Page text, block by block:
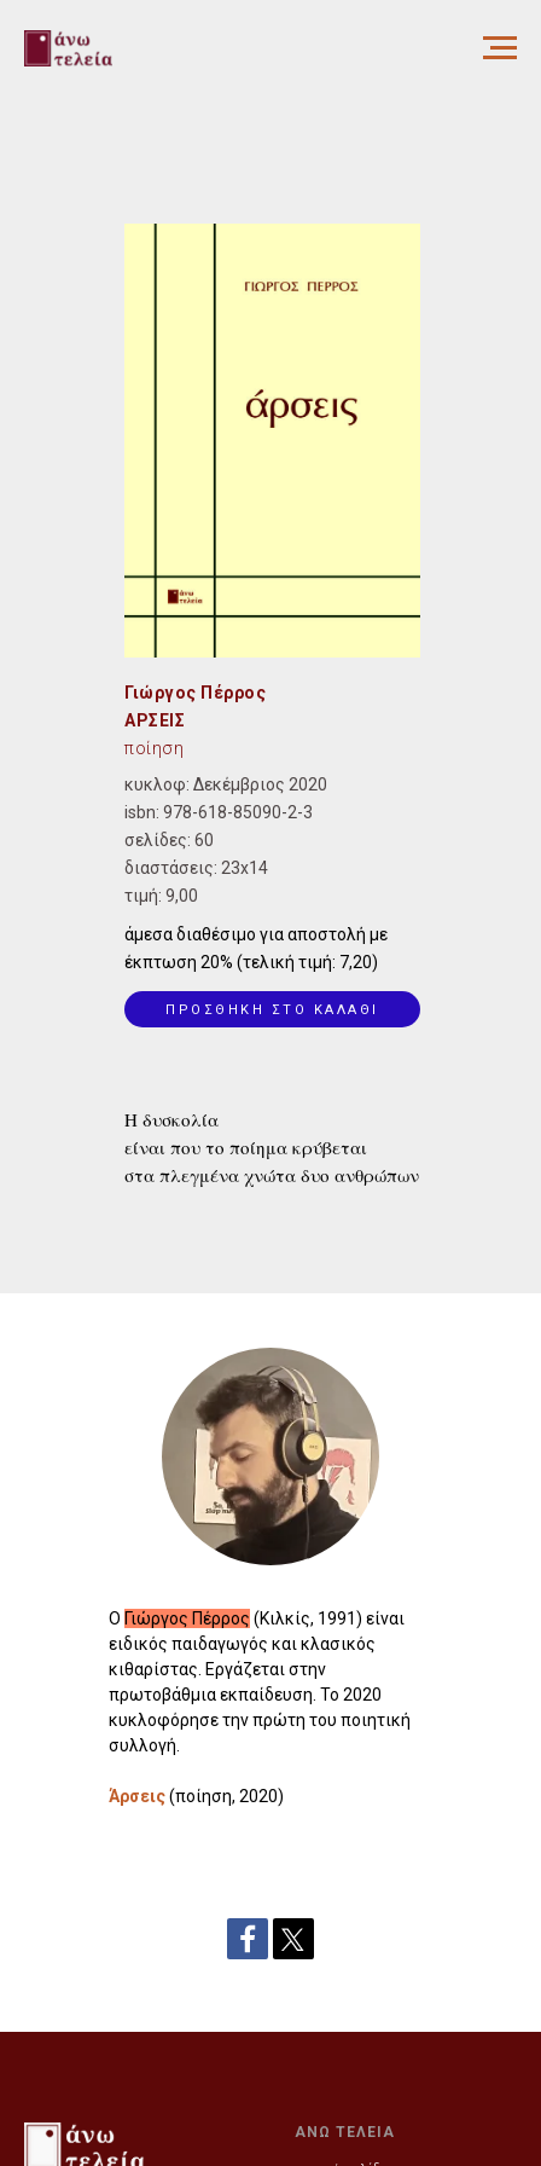
κυκλοφ: Δεκέμβριος 2020
isbn: 978-618-85090-2-3
σελίδες: 60
διαστάσεις: 23x14
τιμή: 9,00
Η δυσκολία
είναι που το ποίημα κρύβεται
στα πλεγμένα χνώτα δυο ανθρώπων
ΠΡΟΣΘΗΚΗ ΣΤΟ ΚΑΛΑΘΙ
Γιώργος Πέρρος
ΑΡΣΕΙΣ
ποίηση
άμεσα διαθέσιμο για αποστολή με
έκπτωση 20% (τελική τιμή: 7,20)
Ο Γιώργος Πέρρος (Κιλκίς, 1991) είναι
ειδικός παιδαγωγός και κλασικός
κιθαρίστας. Εργάζεται στην
πρωτοβάθμια εκπαίδευση. Το 2020
κυκλοφόρησε την πρώτη του ποιητική
συλλογή.
Άρσεις(ποίηση, 2020)
ΑΝΩ ΤΕΛΕΙΑ